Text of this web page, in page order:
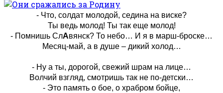
- Что, солдат молодой, седина на виске?
Ты ведь молод! Ты так еще молод!
- Помнишь СлАвянск? То небо… И я в марш-броске…
Месяц-май, а в душе – дикий холод…
- Ну а ты, дорогой, свежий шрам на лице…
Волчий взгляд, смотришь так не по-детски…
- Это память о бое, о храбром бойце,